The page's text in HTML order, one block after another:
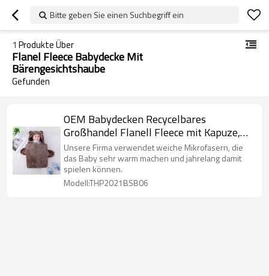
Bitte geben Sie einen Suchbegriff ein
1 Produkte Über
Flanel Fleece Babydecke Mit
Bärengesichtshaube
Gefunden
OEM Babydecken Recycelbares
Großhandel Flanell Fleece mit Kapuze,
niedliches Design mit Bärengesicht
Unsere Firma verwendet weiche Mikrofasern, die
das Baby sehr warm machen und jahrelang damit
spielen können.
Modell:THP2021BSB06